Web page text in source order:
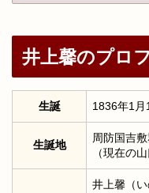
井上馨のプロ
生誕 1836年1月
生誕地
周防国吉
（現在の
井上馨（い